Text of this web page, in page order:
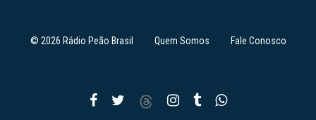
© 2026 Rádio Peão Brasil Quem Somos Fale Conosco